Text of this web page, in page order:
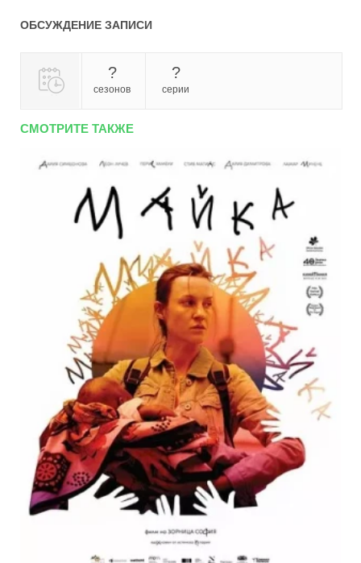
ОБСУЖДЕНИЕ ЗАПИСИ
?
сезонов
?
серии
СМОТРИТЕ ТАКЖЕ